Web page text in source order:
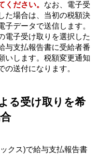
ください。 なお、電子受
た場合は、当初の税額決
子データで送信します。
電子受け取りを選択した
与支払報告書に受給者番
いします。 税額変更通知
の送付になります。
る受け取りを希
クス)で給与支払報告書